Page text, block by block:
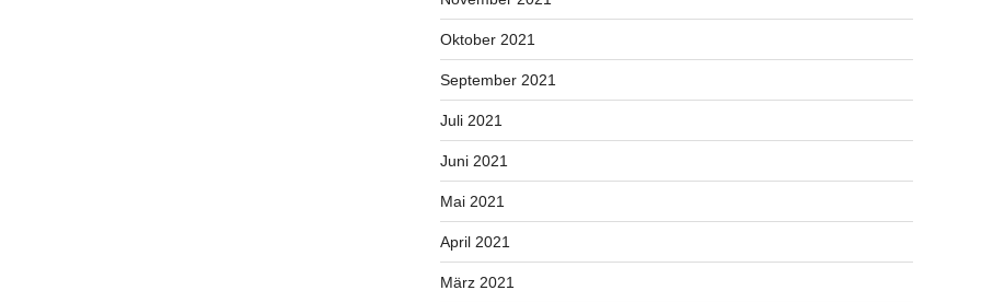
Oktober 2021
September 2021
Juli 2021
Juni 2021
Mai 2021
April 2021
März 2021